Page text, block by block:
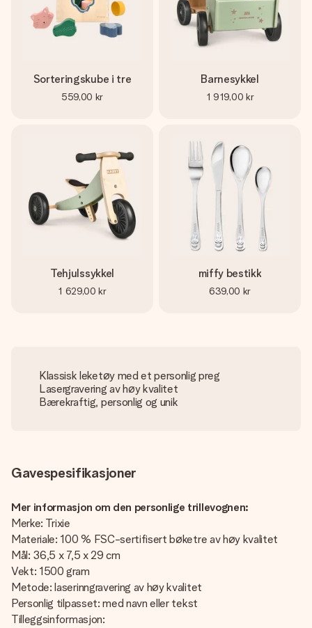
Sorteringskube i tre
559,00 kr
Barnesykkel
1 919,00 kr
Tehjulssykkel
1 629,00 kr
miffy bestikk
639,00 kr
Klassisk leketøy med et personlig preg
Lasergravering av høy kvalitet
Bærekraftig, personlig og unik
Gavespesifikasjoner
Mer informasjon om den personlige trillevognen:
Merke: Trixie
Materiale: 100 % FSC-sertifisert bøketre av høy kvalitet
Mål: 36,5 x 7,5 x 29 cm
Vekt: 1500 gram
Metode: laserinngravering av høy kvalitet
Personlig tilpasset: med navn eller tekst
Tilleggsinformasjon: